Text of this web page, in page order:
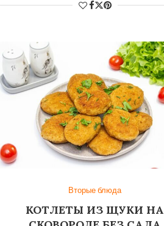
Вторые блюда
КОТЛЕТЫ ИЗ ЩУКИ НА